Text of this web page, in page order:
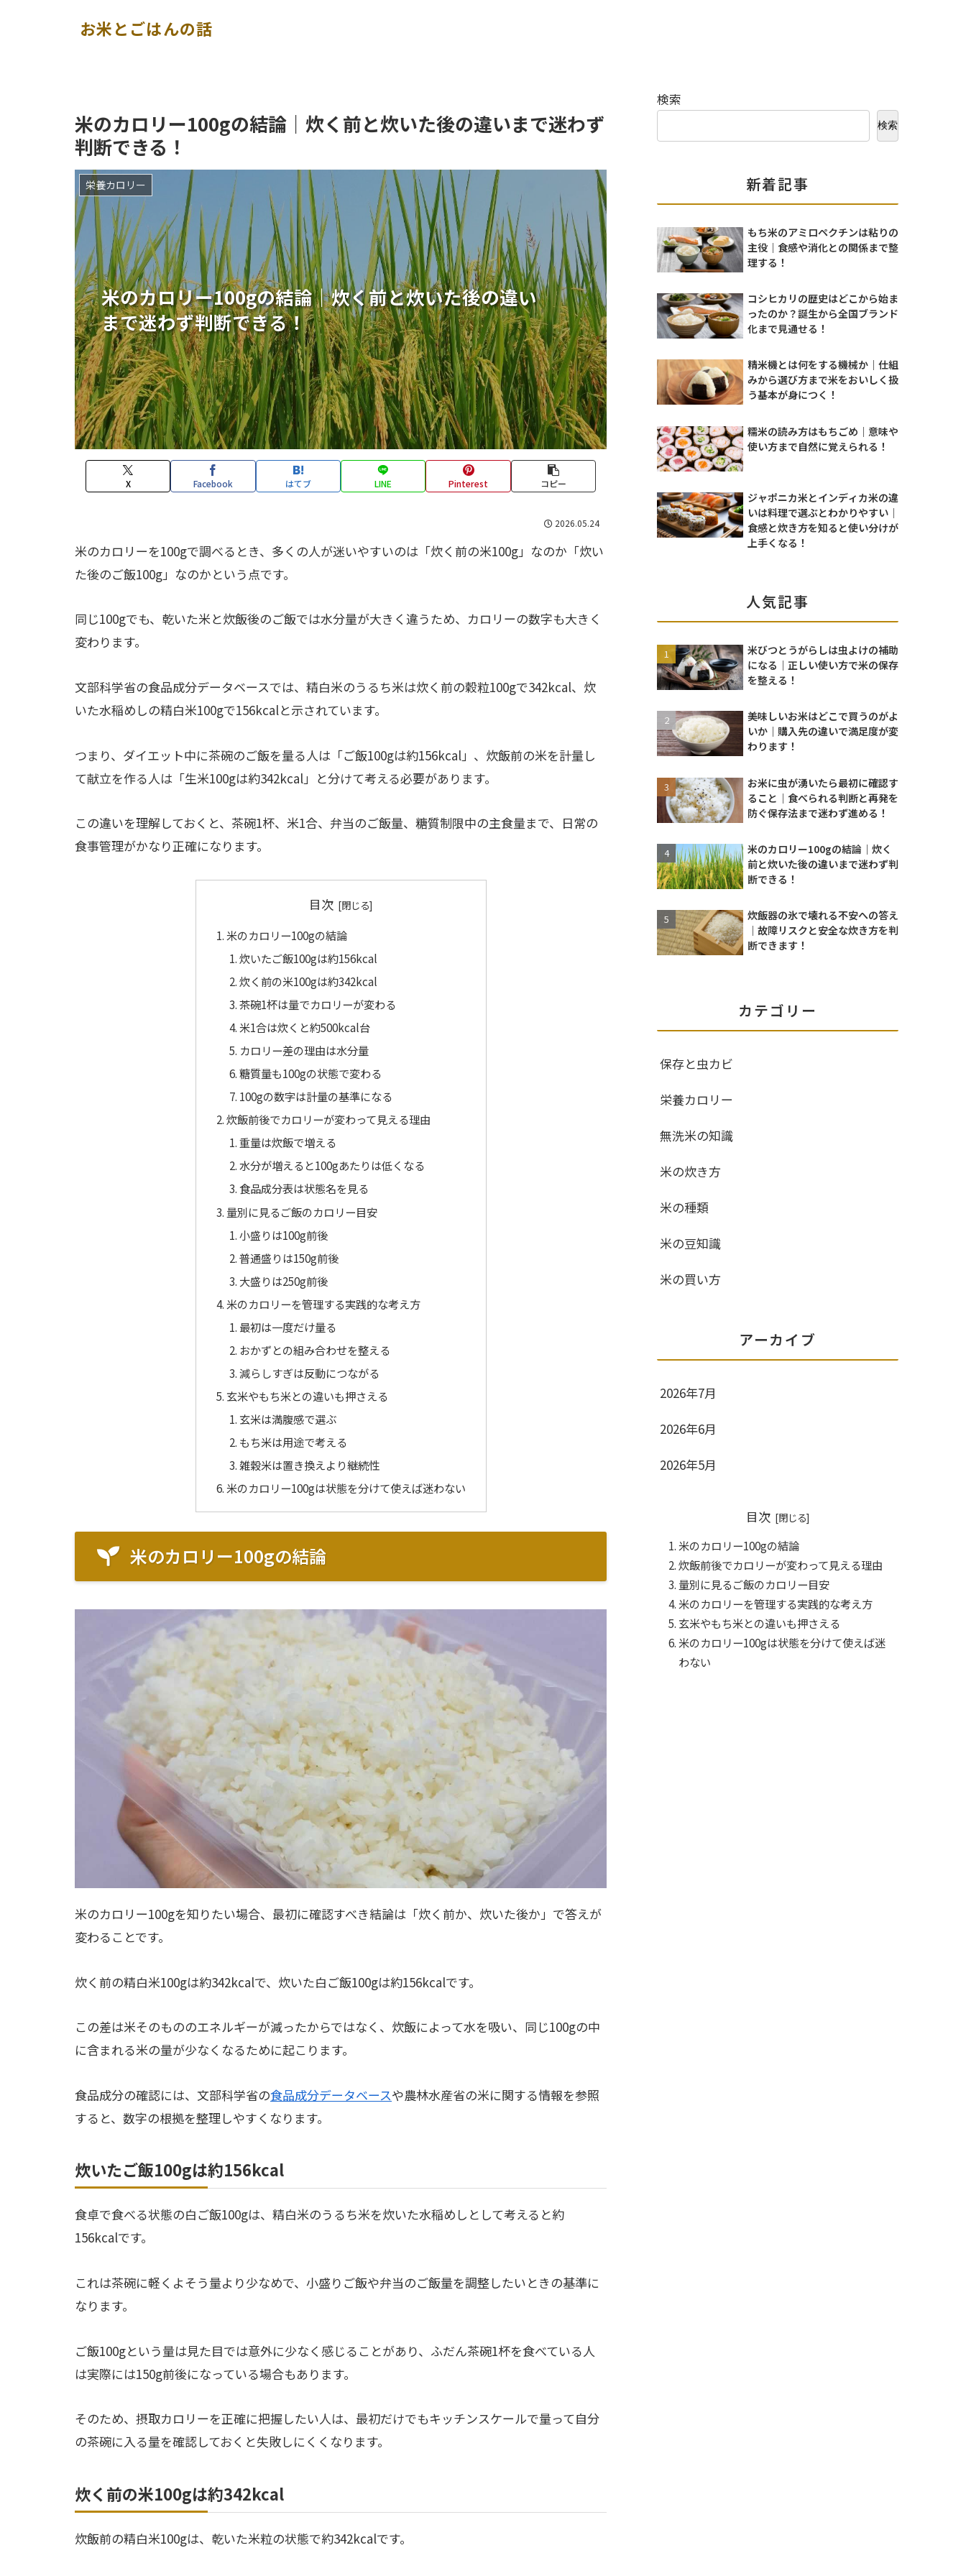
お米とごはんの話
米のカロリー100gの結論｜炊く前と炊いた後の違いまで迷わず
判断できる！
米のカロリー100gの結論｜炊く前と炊いた後の違い
まで迷わず判断できる！
栄養カロリー
X Facebook はてブ LINE Pinterest コピー
2026.05.24
米のカロリーを100gで調べるとき、多くの人が迷いやすいのは「炊く前の米100g」なのか「炊い
た後のご飯100g」なのかという点です。
同じ100gでも、乾いた米と炊飯後のご飯では水分量が大きく違うため、カロリーの数字も大きく
変わります。
文部科学省の食品成分データベースでは、精白米のうるち米は炊く前の穀粒100gで342kcal、炊
いた水稲めしの精白米100gで156kcalと示されています。
つまり、ダイエット中に茶碗のご飯を量る人は「ご飯100gは約156kcal」、炊飯前の米を計量し
て献立を作る人は「生米100gは約342kcal」と分けて考える必要があります。
この違いを理解しておくと、茶碗1杯、米1合、弁当のご飯量、糖質制限中の主食量まで、日常の
食事管理がかなり正確になります。
目次
米のカロリー100gの結論
炊いたご飯100gは約156kcal
炊く前の米100gは約342kcal
茶碗1杯は量でカロリーが変わる
米1合は炊くと約500kcal台
カロリー差の理由は水分量
糖質量も100gの状態で変わる
100gの数字は計量の基準になる
炊飯前後でカロリーが変わって見える理由
重量は炊飯で増える
水分が増えると100gあたりは低くなる
食品成分表は状態名を見る
量別に見るご飯のカロリー目安
小盛りは100g前後
普通盛りは150g前後
大盛りは250g前後
米のカロリーを管理する実践的な考え方
最初は一度だけ量る
おかずとの組み合わせを整える
減らしすぎは反動につながる
玄米やもち米との違いも押さえる
玄米は満腹感で選ぶ
もち米は用途で考える
雑穀米は置き換えより継続性
米のカロリー100gは状態を分けて使えば迷わない
米のカロリー100gの結論
米のカロリー100gを知りたい場合、最初に確認すべき結論は「炊く前か、炊いた後か」で答えが
変わることです。
炊く前の精白米100gは約342kcalで、炊いた白ご飯100gは約156kcalです。
この差は米そのもののエネルギーが減ったからではなく、炊飯によって水を吸い、同じ100gの中
に含まれる米の量が少なくなるために起こります。
食品成分の確認には、文部科学省の食品成分データベースや農林水産省の米に関する情報を参照
すると、数字の根拠を整理しやすくなります。
炊いたご飯100gは約156kcal
食卓で食べる状態の白ご飯100gは、精白米のうるち米を炊いた水稲めしとして考えると約
156kcalです。
これは茶碗に軽くよそう量より少なめで、小盛りご飯や弁当のご飯量を調整したいときの基準に
なります。
ご飯100gという量は見た目では意外に少なく感じることがあり、ふだん茶碗1杯を食べている人
は実際には150g前後になっている場合もあります。
そのため、摂取カロリーを正確に把握したい人は、最初だけでもキッチンスケールで量って自分
の茶碗に入る量を確認しておくと失敗しにくくなります。
炊く前の米100gは約342kcal
炊飯前の精白米100gは、乾いた米粒の状態で約342kcalです。
検索
検索
新着記事
もち米のアミロペクチンは粘りの
主役｜食感や消化との関係まで整
理する！
コシヒカリの歴史はどこから始ま
ったのか？誕生から全国ブランド
化まで見通せる！
精米機とは何をする機械か｜仕組
みから選び方まで米をおいしく扱
う基本が身につく！
糯米の読み方はもちごめ｜意味や
使い方まで自然に覚えられる！
ジャポニカ米とインディカ米の違
いは料理で選ぶとわかりやすい｜
食感と炊き方を知ると使い分けが
上手くなる！
人気記事
米びつとうがらしは虫よけの補助
になる｜正しい使い方で米の保存
を整える！
美味しいお米はどこで買うのがよ
いか｜購入先の違いで満足度が変
わります！
お米に虫が湧いたら最初に確認す
ること｜食べられる判断と再発を
防ぐ保存法まで迷わず進める！
米のカロリー100gの結論｜炊く
前と炊いた後の違いまで迷わず判
断できる！
炊飯器の氷で壊れる不安への答え
｜故障リスクと安全な炊き方を判
断できます！
カテゴリー
保存と虫カビ
栄養カロリー
無洗米の知識
米の炊き方
米の種類
米の豆知識
米の買い方
アーカイブ
2026年7月
2026年6月
2026年5月
目次
米のカロリー100gの結論
炊飯前後でカロリーが変わって見える理由
量別に見るご飯のカロリー目安
米のカロリーを管理する実践的な考え方
玄米やもち米との違いも押さえる
米のカロリー100gは状態を分けて使えば迷
わない